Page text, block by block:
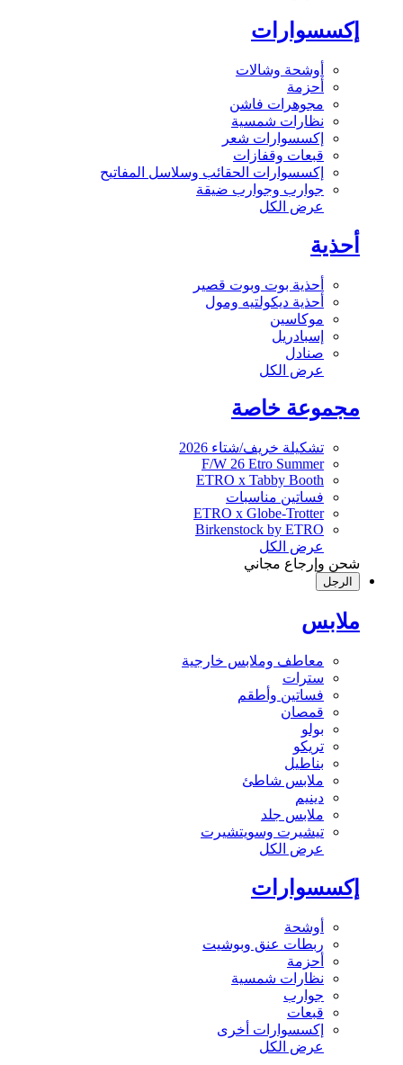
إكسسوارات
أوشحة وشالات
أحزمة
مجوهرات فاشن
نظارات شمسية
إكسسوارات شعر
قبعات وقفازات
إكسسوارات الحقائب وسلاسل المفاتيح
جوارب وجوارب ضيقة
عرض الكل
أحذية
أحذية بوت وبوت قصير
أحذية ديكولتيه ومول
موكاسين
إسبادريل
صنادل
عرض الكل
مجموعة خاصة
تشكيلة خريف/شتاء 2026
F/W 26 Etro Summer
ETRO x Tabby Booth
فساتين مناسبات
ETRO x Globe-Trotter
Birkenstock by ETRO
عرض الكل
شحن وإرجاع مجاني
الرجل
ملابس
معاطف وملابس خارجية
سترات
فساتين وأطقم
قمصان
بولو
تريكو
بناطيل
ملابس شاطئ
دينيم
ملابس جلد
تيشيرت وسويتشيرت
عرض الكل
إكسسوارات
أوشحة
ربطات عنق وبوشيت
أحزمة
نظارات شمسية
جوارب
قبعات
إكسسوارات أخرى
عرض الكل